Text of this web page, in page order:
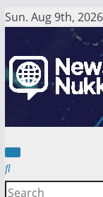
Skip
content
Sun. Aug 9th, 2026